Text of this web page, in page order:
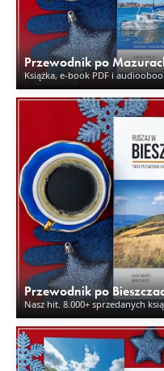
Przewodnik po
Książka, e-book PDF i
Przewodnik po
Nasz hit. 8.000+ sprzedanych